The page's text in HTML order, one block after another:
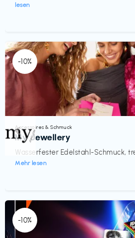
lesen
-10%
Accessoires & Schmuck
My Jewellery
Wasserfester Edelstahl-Schmuck,
Mehr lesen
€‎
-10%